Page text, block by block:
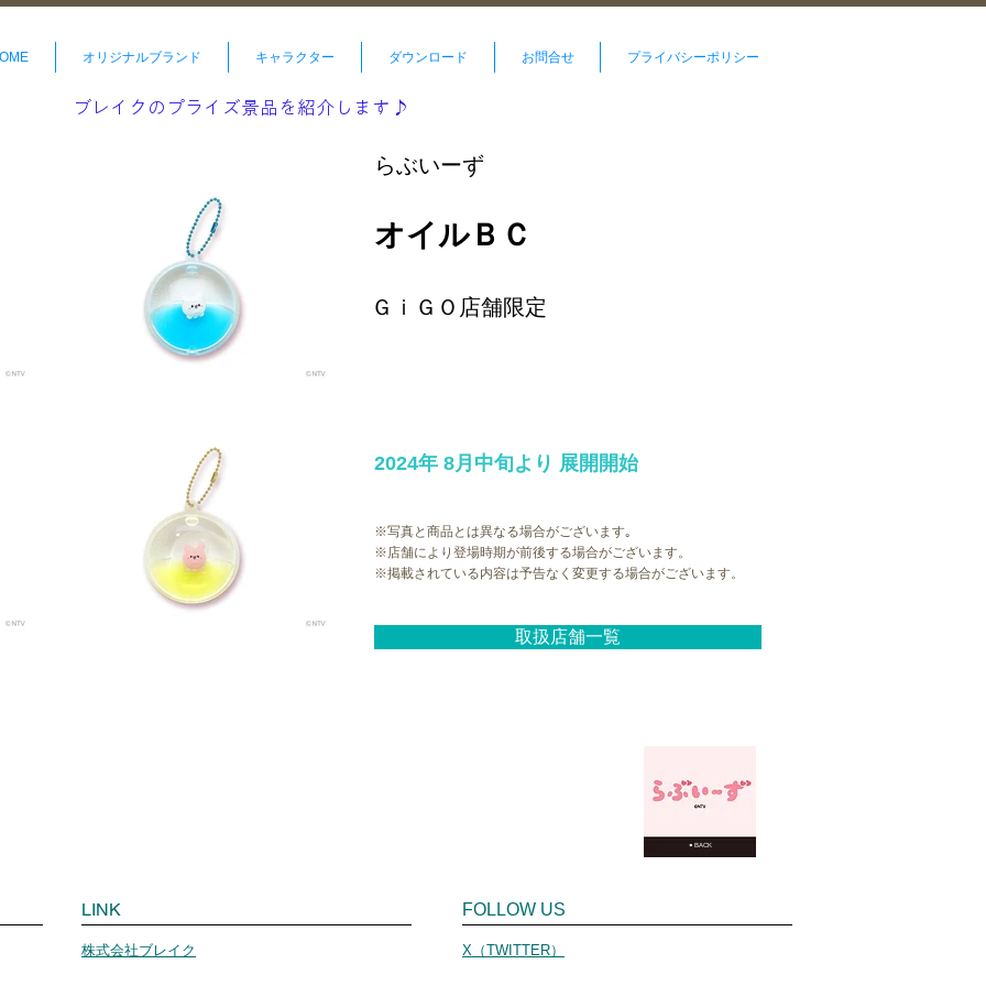
オリジナルブランド キャラクター ダウンロード お問合せ プライバシーポリシー
ブレイクのプライズ景品を紹介します♪
らぶいーず
オイルＢＣ
ＧｉＧＯ店舗限定
2024年 8月中旬より 展開開始
※写真と商品とは異なる場合がございます｡
※店舗により登場時期が前後する場合がございます。
※掲載されている内容は予告なく変更する場合がございます。
取扱店舗一覧
⇦ BACK
LINK
株式会社ブレイク
FOLLOW US
X（TWITTER）